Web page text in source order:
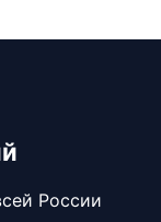
России